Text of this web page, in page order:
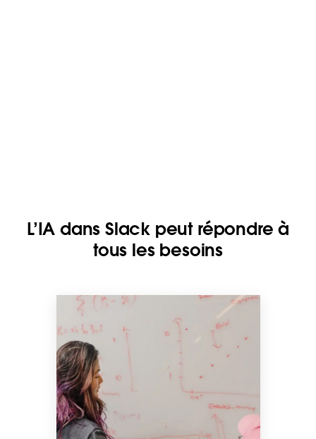
L’IA dans Slack peut répondre à
tous les besoins